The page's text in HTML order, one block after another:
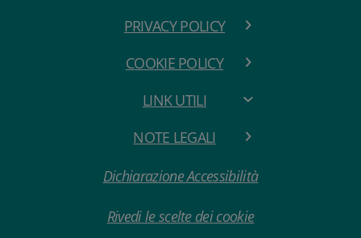
PRIVACY POLICY
COOKIE POLICY
LINK UTILI
NOTE LEGALI
Dichiarazione Accessibilità
Rivedi le scelte dei cookie